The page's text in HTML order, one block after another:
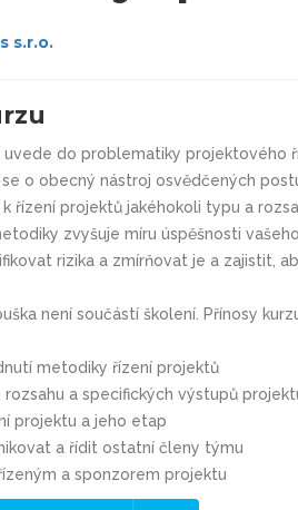
s.r.o.
uvede do problematiky projektového
se o obecný nástroj osvědčených
řízení projektů jakéhokoli typu a
zvyšuje míru úspěšnosti
rizika a zmírňovat je a zajistit,
není součástí školení. Přínosy
metodiky řízení projektů
rozsahu a specifických výstupů
projektu a jeho etap
a řídit ostatní členy týmu
a sponzorem projektu